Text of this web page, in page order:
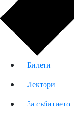
Билети
Лектори
За събитието